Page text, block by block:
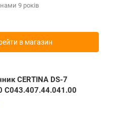
9 років
в магазин
CERTINA DS-7
C043.407.44.041.00